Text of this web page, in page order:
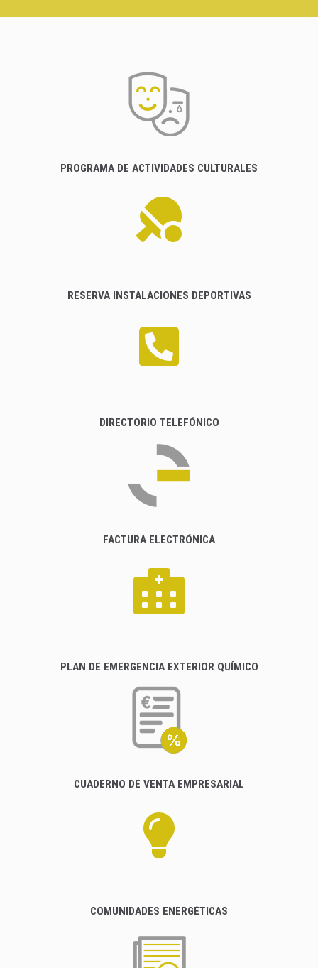
PROGRAMA DE ACTIVIDADES CULTURALES
RESERVA INSTALACIONES DEPORTIVAS
DIRECTORIO TELEFÓNICO
FACTURA ELECTRÓNICA
PLAN DE EMERGENCIA EXTERIOR QUÍMICO
CUADERNO DE VENTA EMPRESARIAL
COMUNIDADES ENERGÉTICAS